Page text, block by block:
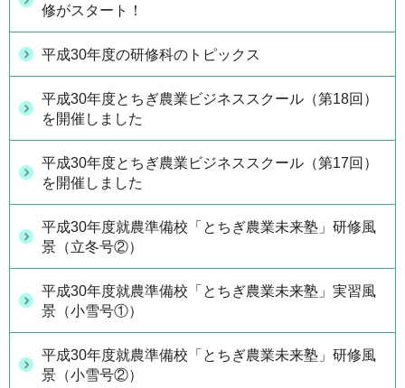
修がスタート！
平成30年度の研修科のトピックス
平成30年度とちぎ農業ビジネススクール（第18回）
を開催しました
平成30年度とちぎ農業ビジネススクール（第17回）
を開催しました
平成30年度就農準備校「とちぎ農業未来塾」研修風
景（立冬号②）
平成30年度就農準備校「とちぎ農業未来塾」実習風
景（小雪号①）
平成30年度就農準備校「とちぎ農業未来塾」研修風
景（小雪号②）